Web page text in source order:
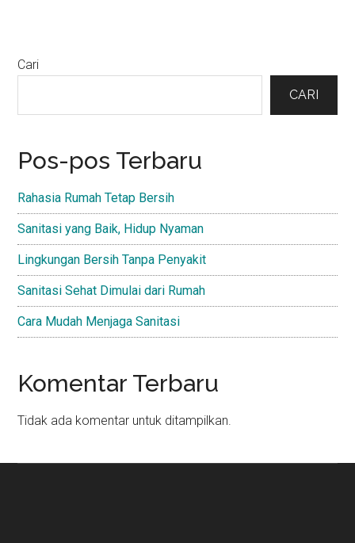
Primary
Cari
CARI
Pos-pos Terbaru
Rahasia Rumah Tetap Bersih
Sanitasi yang Baik, Hidup Nyaman
Lingkungan Bersih Tanpa Penyakit
Sanitasi Sehat Dimulai dari Rumah
Cara Mudah Menjaga Sanitasi
Komentar Terbaru
Tidak ada komentar untuk ditampilkan.